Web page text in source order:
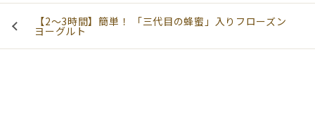
【2〜3時間】簡単！ 「三代目の蜂蜜」入りフローズン
ヨーグルト